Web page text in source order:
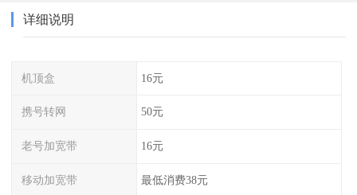
详细说明
机顶盒 16元
携号转网 50元
老号加宽带 16元
移动加宽带 最低消费38元